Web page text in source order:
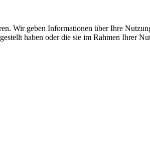
Wir geben Informationen über Ihre
haben oder die sie im Rahmen Ihrer